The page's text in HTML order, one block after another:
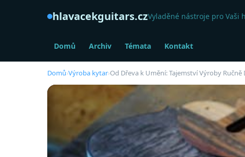
hlavacekguitars.czVyladěné nástroje pro Vaši
Domů Archiv Témata Kontakt
Domů›Výroba kytar›Od Dřeva k Umění: Tajemství Výroby Ručně